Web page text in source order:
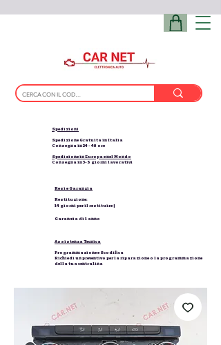
Spedizioni
Spedizione Gratuita in Italia
Consegna in 24 - 48 ore
Spedizione in Europa e nel Mondo
Consegna in 3-5 giorni lavorativi
Resi e Garanzia
Restituzione:
14 giorni per il restituire |
Garanzia di 1 anno
Assistenza Tecnica
Programmazione e Scodifica
Richiedi un preventivo per la riparazione o la programmazione
della tua centralina